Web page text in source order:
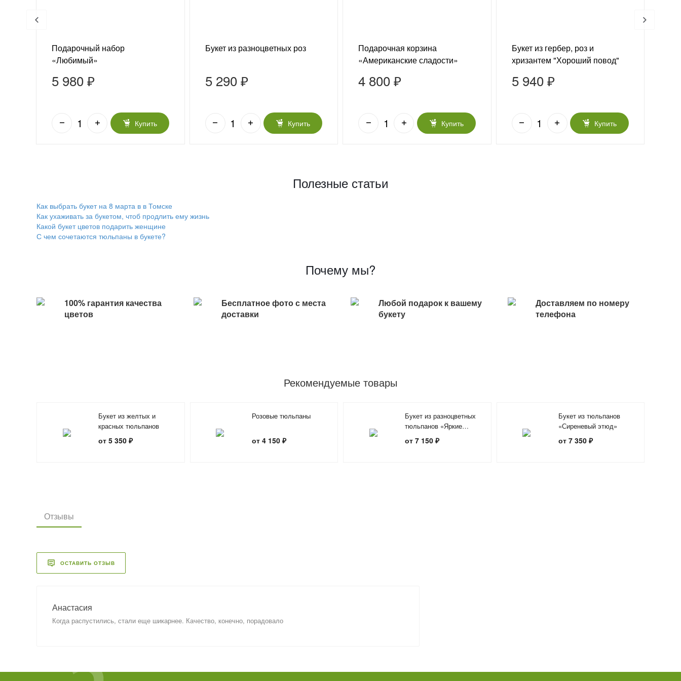
Подарочный набор
«Любимый»
5 980 ₽
Купить
Букет из разноцветных роз
5 290 ₽
Купить
Подарочная корзина
«Американские сладости»
4 800 ₽
Купить
Букет из гербер, роз и
хризантем "Хороший повод"
5 940 ₽
Купить
Полезные статьи
Как выбрать букет на 8 марта в в Томске
Как ухаживать за букетом, чтоб продлить ему жизнь
Какой букет цветов подарить женщине
С чем сочетаются тюльпаны в букете?
Почему мы?
100% гарантия качества
цветов
Бесплатное фото с места
доставки
Любой подарок к вашему
букету
Доставляем по номеру
телефона
Рекомендуемые товары
Букет из желтых и
красных тюльпанов
от 5 350 ₽
Розовые тюльпаны
от 4 150 ₽
Букет из разноцветных
тюльпанов «Яркие
тюльпаны»
от 7 150 ₽
Букет из тюльпанов
«Сиреневый этюд»
от 7 350 ₽
Отзывы
ОСТАВИТЬ ОТЗЫВ
Анастасия
Когда распустились, стали еще шикарнее. Качество, конечно, порадовало